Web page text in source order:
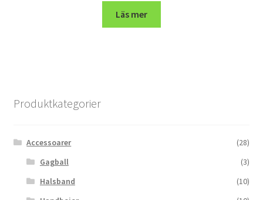
Läs mer
Produktkategorier
Accessoarer
(28)
Gagball
(3)
Halsband
(10)